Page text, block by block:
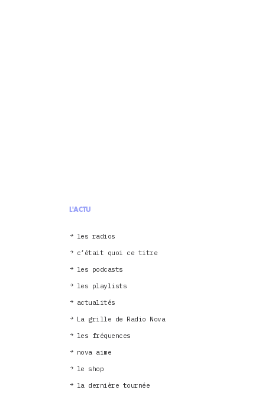
L'ACTU
les radios
c’était quoi ce titre
les podcasts
les playlists
actualités
La grille de Radio Nova
les fréquences
nova aime
le shop
la dernière tournée